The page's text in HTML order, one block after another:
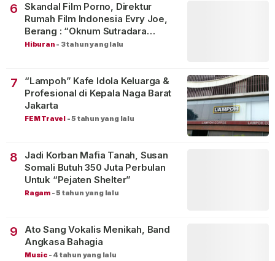
6
Skandal Film Porno, Direktur
Rumah Film Indonesia Evry Joe,
Berang : “Oknum Sutradara
Merusak Perfilman Indonesia”!
Hiburan - 3 tahun yang lalu
7
“Lampoh” Kafe Idola Keluarga &
Profesional di Kepala Naga Barat
Jakarta
FEM Travel -5 tahun yang lalu
8
Jadi Korban Mafia Tanah, Susan
Somali Butuh 350 Juta Perbulan
Untuk “Pejaten Shelter”
Ragam -5 tahun yang lalu
9
Ato Sang Vokalis Menikah, Band
Angkasa Bahagia
Music - 4 tahun yang lalu